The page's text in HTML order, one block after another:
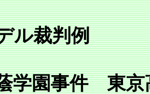
ル裁判例
事件 東京高